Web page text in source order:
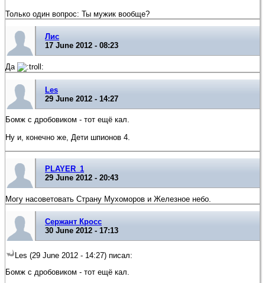
Только один вопрос: Ты мужик вообще?
Лис
17 June 2012 - 08:23
Да
Les
29 June 2012 - 14:27
Бомж с дробовиком - тот ещё кал.
Ну и, конечно же, Дети шпионов 4.
PLAYER_1
29 June 2012 - 20:43
Могу насоветовать Страну Мухоморов и Железное небо.
Сержант Кросс
30 June 2012 - 17:13
Les (29 June 2012 - 14:27) писал:
Бомж с дробовиком - тот ещё кал.